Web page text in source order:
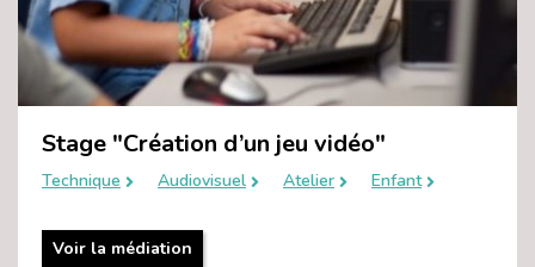
Stage "Création d’un jeu vidéo"
Technique Audiovisuel Atelier Enfant
Voir la médiation